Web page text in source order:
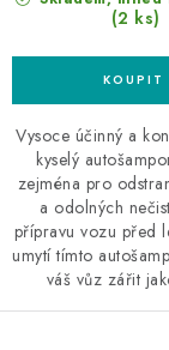
(2 ks)
Vysoce účinný a
kyselý
zejména pro
a odolných
přípravu vozu před
umytí tímto
váš vůz zářit